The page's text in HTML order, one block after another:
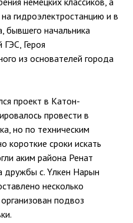
гидроэлектростанцию и в
начальника
ГЭС, Героя
из основателей города
проект в Катон-
провести в
но по техническим
короткие сроки искать
аким района Ренат
с. Үлкен Нарын
несколько
подвоз